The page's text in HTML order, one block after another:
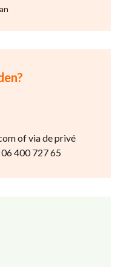
of via de privé
400 727 65